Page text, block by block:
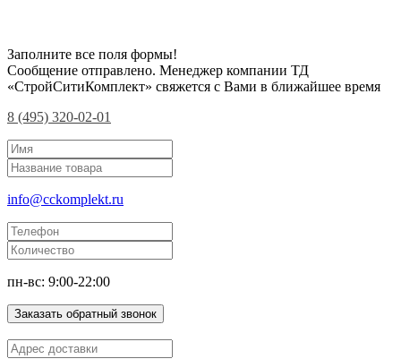
Заполните все поля формы!
Сообщение отправлено. Менеджер компании ТД
«СтройСитиКомплект» свяжется с Вами в ближайшее время
8 (495) 320-02-01
info@cckomplekt.ru
пн-вс: 9:00-22:00
Заказать обратный звонок